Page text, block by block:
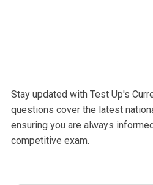
Stay updated with Test Up's
questions cover the latest
ensuring you are always
competitive exam.